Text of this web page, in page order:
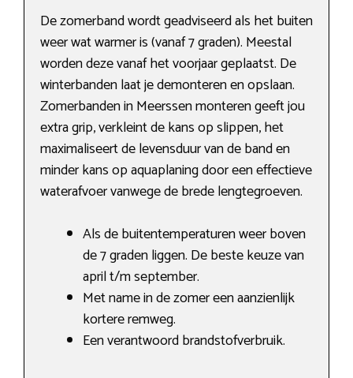
De zomerband wordt geadviseerd als het buiten
weer wat warmer is (vanaf 7 graden). Meestal
worden deze vanaf het voorjaar geplaatst. De
winterbanden laat je demonteren en opslaan.
Zomerbanden in Meerssen monteren geeft jou
extra grip, verkleint de kans op slippen, het
maximaliseert de levensduur van de band en
minder kans op aquaplaning door een effectieve
waterafvoer vanwege de brede lengtegroeven.
Als de buitentemperaturen weer boven
de 7 graden liggen. De beste keuze van
april t/m september.
Met name in de zomer een aanzienlijk
kortere remweg.
Een verantwoord brandstofverbruik.